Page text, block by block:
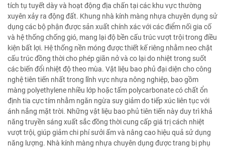
tích tụ tuyết dày và hoạt động địa chấn tại các khu vực thường
xuyên xảy ra động đất. Khung nhà kính màng nhựa chuyên dụng sử
dụng các bộ phận được sản xuất chính xác với các điểm nối gia cố
và hệ thống chống gió, mang lại độ bền cấu trúc vượt trội trong điều
kiện bất lợi. Hệ thống nền móng được thiết kế riêng nhằm neo chặt
cấu trúc đồng thời cho phép giãn nở và co lại do nhiệt trong suốt
các biến đổi nhiệt độ theo mùa. Vật liệu bao phủ đại diện cho công
nghệ tiên tiến nhất trong lĩnh vực nhựa nông nghiệp, bao gồm
màng polyethylene nhiều lớp hoặc tấm polycarbonate có chất ổn
định tia cực tím nhằm ngăn ngừa suy giảm do tiếp xúc liên tục với
ánh nắng mặt trời. Những vật liệu bao phủ tiên tiến này duy trì khả
năng truyền sáng xuất sắc đồng thời cung cấp giá trị cách nhiệt
vượt trội, giúp giảm chi phí sưởi ấm và nâng cao hiệu quả sử dụng
năng lượng. Nhà kính màng nhựa chuyên dụng được trang bị phụ